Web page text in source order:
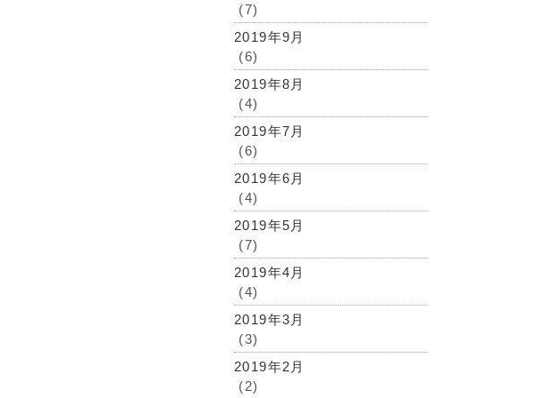
(7)
2019年9月
(6)
2019年8月
(4)
2019年7月
(6)
2019年6月
(4)
2019年5月
(7)
2019年4月
(4)
2019年3月
(3)
2019年2月
(2)